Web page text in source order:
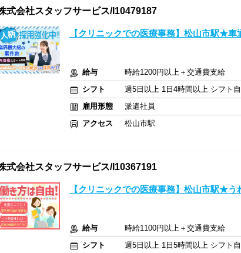
式会社スタッフサービス/I10479187
【クリニックでの医療事務】松山市駅★
給与
時給1200円以上＋交通費支給
シフト
週5日以上 1日4時間以上 シフト
雇用形態
派遣社員
アクセス
松山市駅
式会社スタッフサービス/I10367191
【クリニックでの医療事務】松山市駅★
給与
時給1100円以上＋交通費支給
シフト
週5日以上 1日5時間以上 シフト